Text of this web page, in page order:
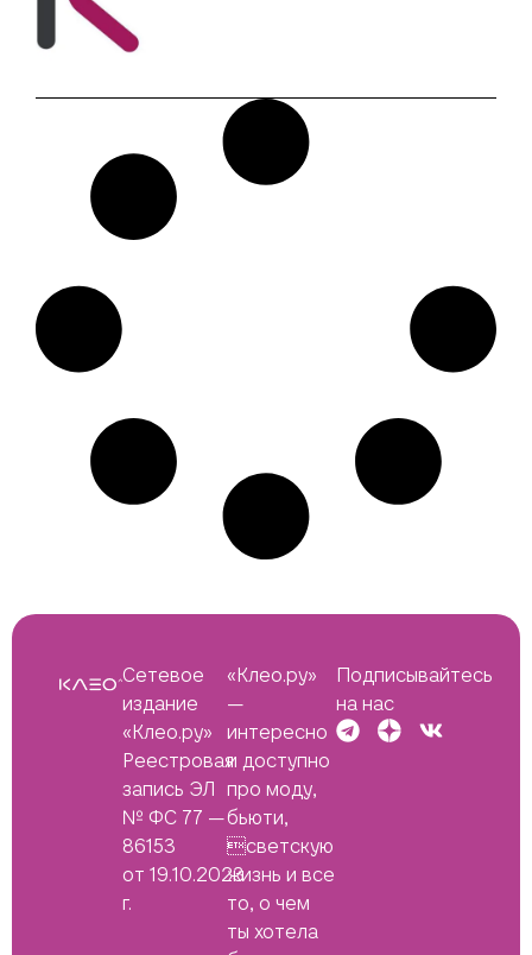
Сетевое
издание
«Клео.ру»
Реестровая
запись ЭЛ
№ ФС 77 —
86153
от 19.10.2023
г.
«Клео.ру»
—
интересно
и доступно
про моду,
бьюти,
светскую
жизнь и все
то, о чем
ты хотела
Подписывайтесь
на нас